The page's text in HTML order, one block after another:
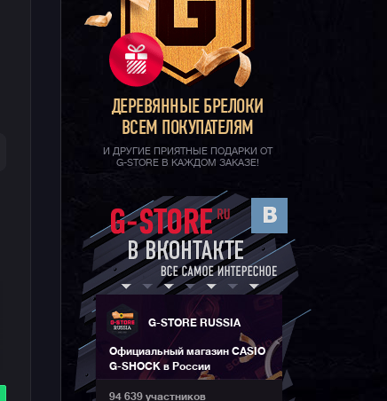
ДЕРЕВЯННЫЕ БРЕЛОКИ
ВСЕМ ПОКУПАТЕЛЯМ
И ДРУГИЕ ПРИЯТНЫЕ ПОДАРКИ ОТ
G-STORE В КАЖДОМ ЗАКАЗЕ!
G-STORE RUSSIA
Официальный магазин CASIO
G-SHOCK в России
94 639 участников